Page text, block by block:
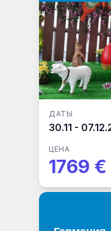
ДАТЫ
30.11 -
ЦЕНА
1769 €